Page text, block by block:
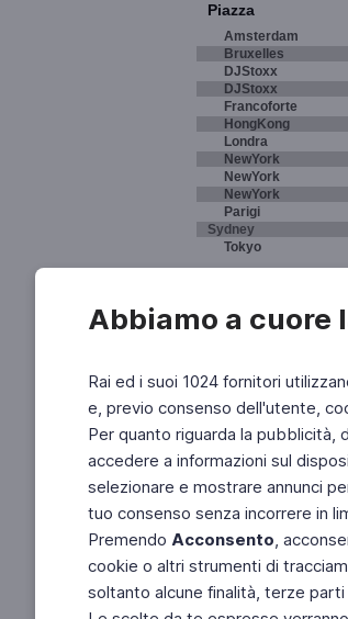
Abbiamo a cuore
Rai ed i suoi 1024 fornitori
e, previo consenso dell'utente,
Per quanto riguarda la
accedere a informazioni sul
selezionare e mostrare annunci
tuo consenso senza incorrere in
Premendo Acconsento,
cookie o altri strumenti di
soltanto alcune finalità, terze
Piazza
Amsterdam
Bruxelles
DJStoxx
DJStoxx
Francoforte
HongKong
Londra
NewYork
NewYork
NewYork
Parigi
Sydney
Tokyo